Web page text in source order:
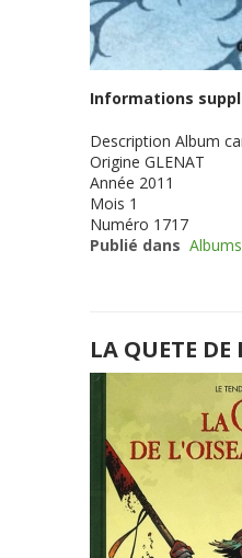
Informations
Description Album
Origine GLENAT
Année 2011
Mois 1
Numéro 1717
Publié dans
LA QUETE